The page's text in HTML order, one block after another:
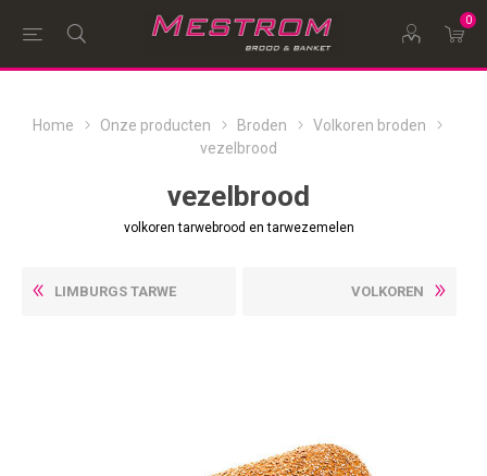
0
Home Onze producten Broden
Volkoren broden
vezelbrood
vezelbrood
volkoren tarwebrood en tarwezemelen
LIMBURGS TARWE VOLKOREN